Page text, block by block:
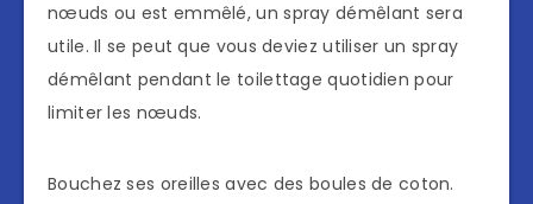
nœuds ou est emmêlé, un spray démêlant sera
utile. Il se peut que vous deviez utiliser un spray
démêlant pendant le toilettage quotidien pour
limiter les nœuds.
Bouchez ses oreilles avec des boules de coton.